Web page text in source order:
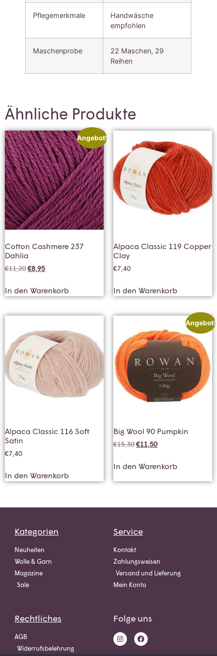
Pflegemerkmale
Handwäsche
empfohlen
Maschenprobe
22 Maschen, 29
Reihen
Ähnliche Produkte
Angebot!
Cotton Cashmere 237
Dahlia
€11,20€8,95
In den Warenkorb
Alpaca Classic 119 Copper
Clay
€7,40
In den Warenkorb
Alpaca Classic 116 Soft
Satin
€7,40
In den Warenkorb
Angebot!
Big Wool 90 Pumpkin
€15,30€11,50
In den Warenkorb
Kategorien
Neuheiten
Wolle & Garn
Magazine
Sale
Service
Kontakt
Zahlungsweisen
Versand und Lieferung
Mein Konto
Rechtliches
AGB
Widerrufsbelehrung
Folge uns